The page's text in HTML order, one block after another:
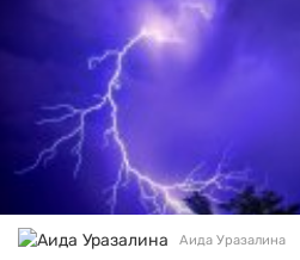
Аида Уразалина